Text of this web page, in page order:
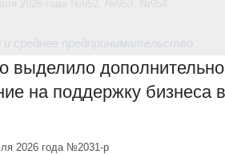
и среднее предпринимательство
выделило
на поддержку бизнеса
2026 года №2031-р